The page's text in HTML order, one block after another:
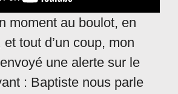
moment au boulot, en
tout d’un coup, mon
une alerte sur le
: Baptiste nous parle